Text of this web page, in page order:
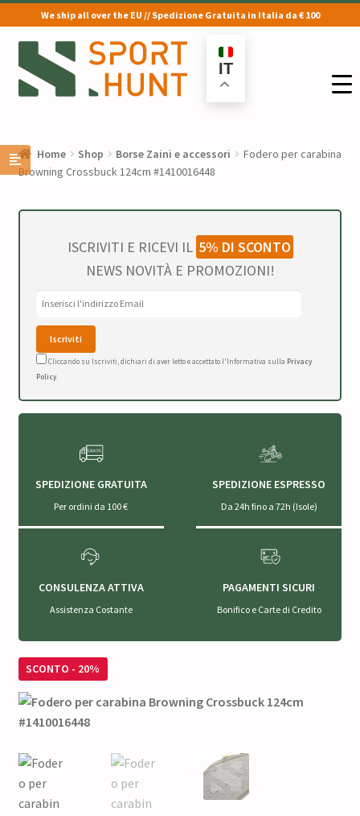
We ship all over the EU // Spedizione Gratuita in Italia da € 100
Vai
alla
navigazione
Vai
al
contenuto
IT
Home Shop Borse Zaini e accessori
Fodero per carabina
Browning Crossbuck 124cm #1410016448
ISCRIVITI E RICEVI IL 5% DI SCONTO
NEWS NOVITÀ E PROMOZIONI!
Cliccando su Iscriviti, dichiari di aver letto e accettato l'Informativa sulla Privacy
Policy.
SPEDIZIONE GRATUITA
Per ordini da 100 €
SPEDIZIONE ESPRESSO
Da 24h fino a 72h (Isole)
CONSULENZA ATTIVA
Assistenza Costante
PAGAMENTI SICURI
Bonifico e Carte di Credito
SCONTO - 20%